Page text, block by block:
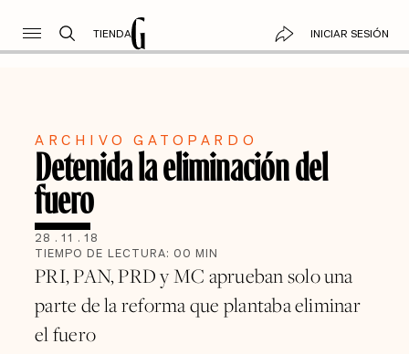
TIENDA INICIAR SESIÓN
ARCHIVO GATOPARDO
Detenida la eliminación del
fuero
28 . 11 . 18
TIEMPO DE LECTURA: 00 MIN
PRI, PAN, PRD y MC aprueban solo una
parte de la reforma que plantaba eliminar
el fuero